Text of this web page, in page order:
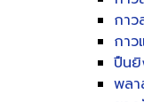
กาว
กาว
ปืน
พลา